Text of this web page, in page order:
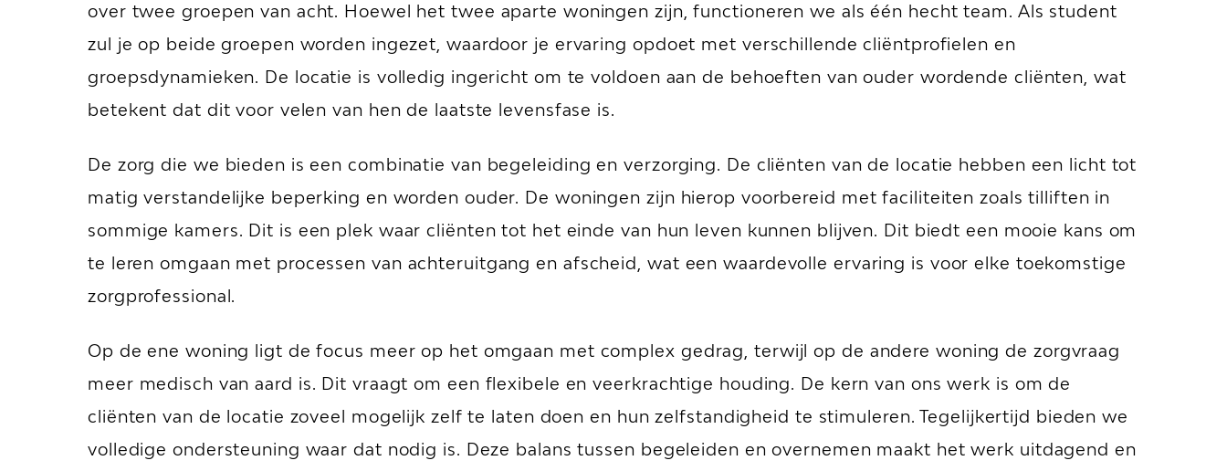
over twee groepen van acht. Hoewel het twee aparte woningen zijn, functioneren we als één hecht team. Als student
zul je op beide groepen worden ingezet, waardoor je ervaring opdoet met verschillende cliëntprofielen en
groepsdynamieken. De locatie is volledig ingericht om te voldoen aan de behoeften van ouder wordende cliënten, wat
betekent dat dit voor velen van hen de laatste levensfase is.
De zorg die we bieden is een combinatie van begeleiding en verzorging. De cliënten van de locatie hebben een licht tot
matig verstandelijke beperking en worden ouder. De woningen zijn hierop voorbereid met faciliteiten zoals tilliften in
sommige kamers. Dit is een plek waar cliënten tot het einde van hun leven kunnen blijven. Dit biedt een mooie kans om
te leren omgaan met processen van achteruitgang en afscheid, wat een waardevolle ervaring is voor elke toekomstige
zorgprofessional.
Op de ene woning ligt de focus meer op het omgaan met complex gedrag, terwijl op de andere woning de zorgvraag
meer medisch van aard is. Dit vraagt om een flexibele en veerkrachtige houding. De kern van ons werk is om de
cliënten van de locatie zoveel mogelijk zelf te laten doen en hun zelfstandigheid te stimuleren. Tegelijkertijd bieden we
volledige ondersteuning waar dat nodig is. Deze balans tussen begeleiden en overnemen maakt het werk uitdagend en